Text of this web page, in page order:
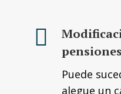
Puede
alegue un